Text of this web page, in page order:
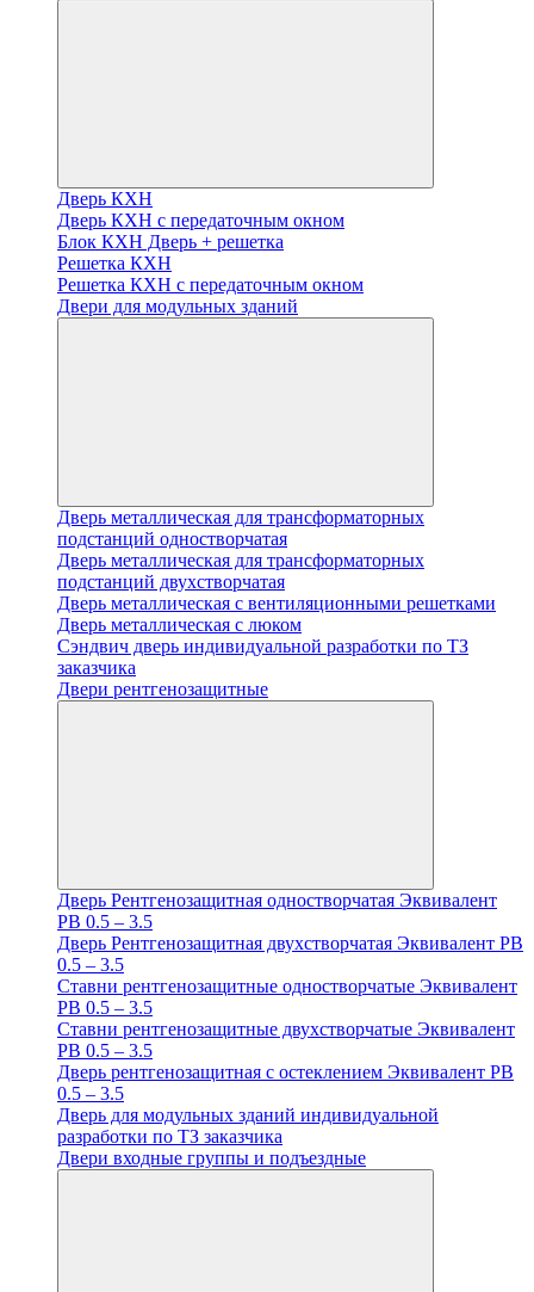
Дверь КХН
Дверь КХН с передаточным окном
Блок КХН Дверь + решетка
Решетка КХН
Решетка КХН с передаточным окном
Двери для модульных зданий
Дверь металлическая для трансформаторных
подстанций одностворчатая
Дверь металлическая для трансформаторных
подстанций двухстворчатая
Дверь металлическая с вентиляционными решетками
Дверь металлическая с люком
Cэндвич дверь индивидуальной разработки по ТЗ
заказчика
Двери рентгенозащитные
Дверь Рентгенозащитная одностворчатая Эквивалент
PB 0.5 – 3.5
Дверь Рентгенозащитная двухстворчатая Эквивалент PB
0.5 – 3.5
Ставни рентгенозащитные одностворчатые Эквивалент
PB 0.5 – 3.5
Ставни рентгенозащитные двухстворчатые Эквивалент
PB 0.5 – 3.5
Дверь рентгенозащитная с остеклением Эквивалент PB
0.5 – 3.5
Дверь для модульных зданий индивидуальной
разработки по ТЗ заказчика
Двери входные группы и подъездные